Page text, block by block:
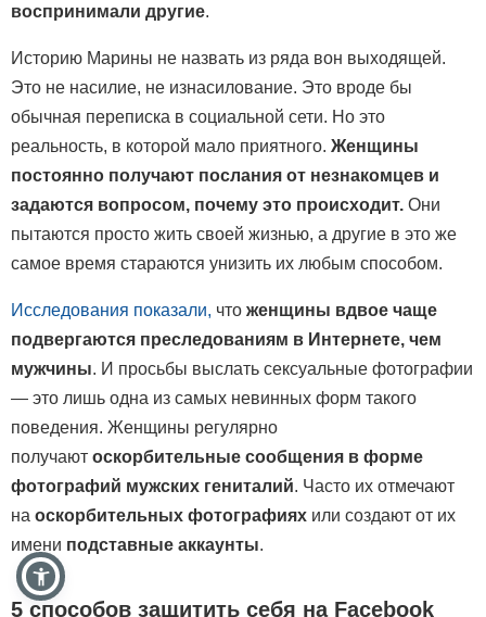
воспринимали другие.
Историю Марины не назвать из ряда вон выходящей.
Это не насилие, не изнасилование. Это вроде бы
обычная переписка в социальной сети. Но это
реальность, в которой мало приятного. Женщины
постоянно получают послания от незнакомцев и
задаются вопросом, почему это происходит. Они
пытаются просто жить своей жизнью, а другие в это же
самое время стараются унизить их любым способом.
Исследования показали, что женщины вдвое чаще
подвергаются преследованиям в Интернете, чем
мужчины. И просьбы выслать сексуальные фотографии
— это лишь одна из самых невинных форм такого
поведения. Женщины регулярно
получают оскорбительные сообщения в форме
фотографий мужских гениталий. Часто их отмечают
на оскорбительных фотографиях или создают от их
имени подставные аккаунты.
5 способов защитить себя на Facebook